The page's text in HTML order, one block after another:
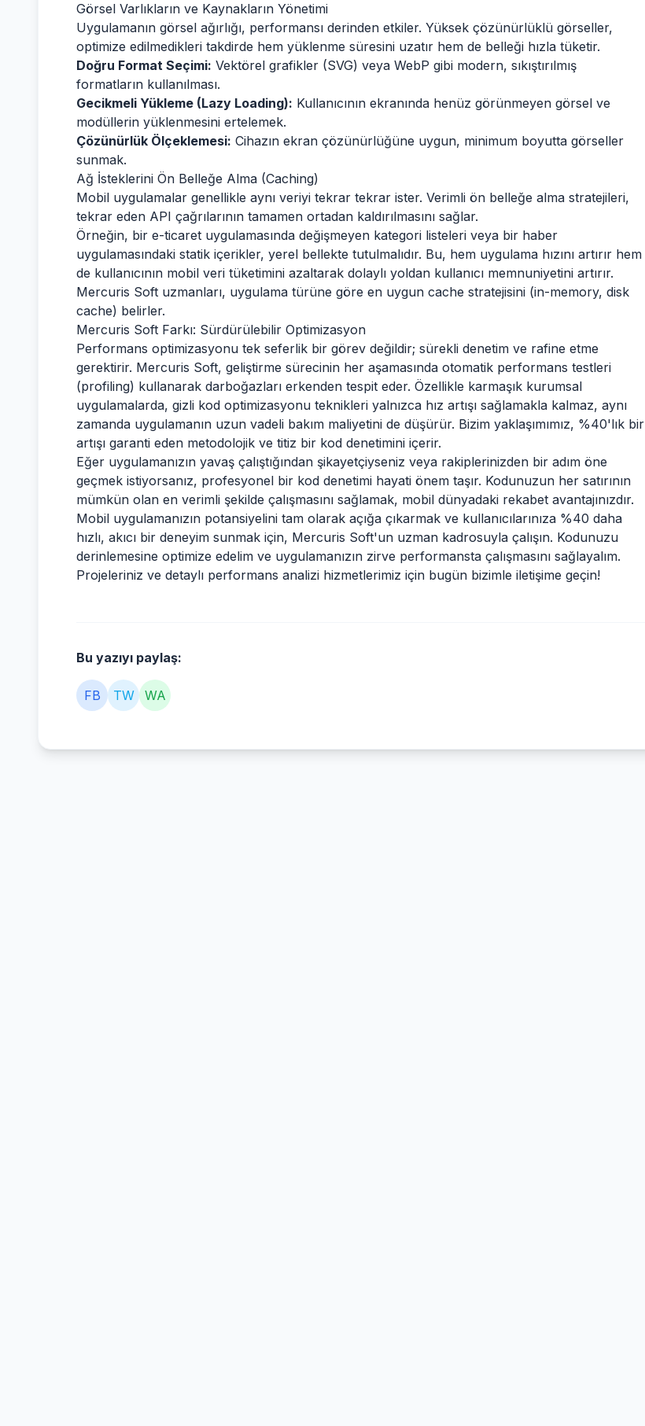
Görsel Varlıkların ve Kaynakların Yönetimi
Uygulamanın görsel ağırlığı, performansı derinden etkiler. Yüksek çözünürlüklü görseller,
optimize edilmedikleri takdirde hem yüklenme süresini uzatır hem de belleği hızla tüketir.
Doğru Format Seçimi: Vektörel grafikler (SVG) veya WebP gibi modern, sıkıştırılmış
formatların kullanılması.
Gecikmeli Yükleme (Lazy Loading): Kullanıcının ekranında henüz görünmeyen görsel ve
modüllerin yüklenmesini ertelemek.
Çözünürlük Ölçeklemesi: Cihazın ekran çözünürlüğüne uygun, minimum boyutta görseller
sunmak.
Ağ İsteklerini Ön Belleğe Alma (Caching)
Mobil uygulamalar genellikle aynı veriyi tekrar tekrar ister. Verimli ön belleğe alma stratejileri,
tekrar eden API çağrılarının tamamen ortadan kaldırılmasını sağlar.
Örneğin, bir e-ticaret uygulamasında değişmeyen kategori listeleri veya bir haber
uygulamasındaki statik içerikler, yerel bellekte tutulmalıdır. Bu, hem uygulama hızını artırır hem
de kullanıcının mobil veri tüketimini azaltarak dolaylı yoldan kullanıcı memnuniyetini artırır.
Mercuris Soft uzmanları, uygulama türüne göre en uygun cache stratejisini (in-memory, disk
cache) belirler.
Mercuris Soft Farkı: Sürdürülebilir Optimizasyon
Performans optimizasyonu tek seferlik bir görev değildir; sürekli denetim ve rafine etme
gerektirir. Mercuris Soft, geliştirme sürecinin her aşamasında otomatik performans testleri
(profiling) kullanarak darboğazları erkenden tespit eder. Özellikle karmaşık kurumsal
uygulamalarda, gizli kod optimizasyonu teknikleri yalnızca hız artışı sağlamakla kalmaz, aynı
zamanda uygulamanın uzun vadeli bakım maliyetini de düşürür. Bizim yaklaşımımız, %40'lık bir
artışı garanti eden metodolojik ve titiz bir kod denetimini içerir.
Eğer uygulamanızın yavaş çalıştığından şikayetçiyseniz veya rakiplerinizden bir adım öne
geçmek istiyorsanız, profesyonel bir kod denetimi hayati önem taşır. Kodunuzun her satırının
mümkün olan en verimli şekilde çalışmasını sağlamak, mobil dünyadaki rekabet avantajınızdır.
Mobil uygulamanızın potansiyelini tam olarak açığa çıkarmak ve kullanıcılarınıza %40 daha
hızlı, akıcı bir deneyim sunmak için, Mercuris Soft'un uzman kadrosuyla çalışın. Kodunuzu
derinlemesine optimize edelim ve uygulamanızın zirve performansta çalışmasını sağlayalım.
Projeleriniz ve detaylı performans analizi hizmetlerimiz için bugün bizimle iletişime geçin!
Bu yazıyı paylaş:
FB TW WA